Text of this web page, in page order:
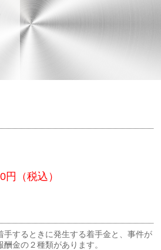
（税込）
手するときに発生する着手金と、事件が
金の２種類があります。